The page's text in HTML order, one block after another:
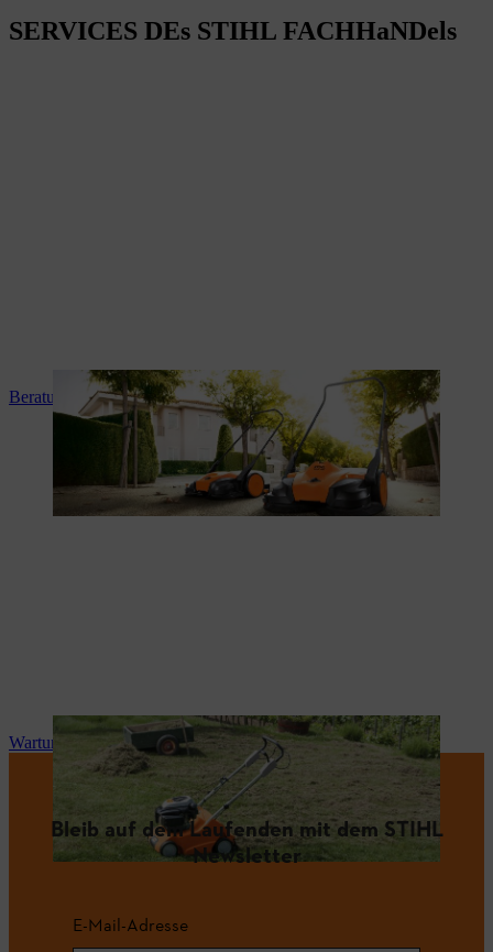
SERVICES DEs STIHL FACHHaNDels
Beratung und Produkteinweisung
Wartung und Reparatur
Bleib auf dem Laufenden mit dem STIHL
Newsletter
E-Mail-Adresse